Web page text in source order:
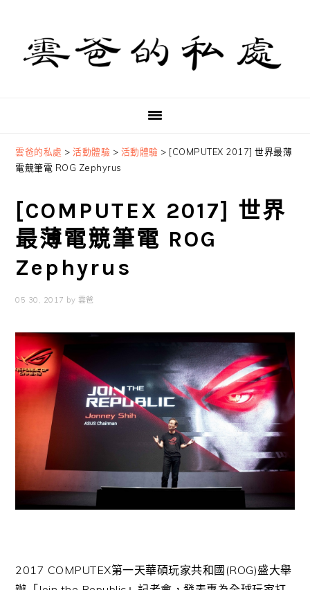
primary
navigation
content
primary
sidebar
雲爸的私處 >活動體驗 > 活動體驗 > [COMPUTEX 2017] 世界最薄
電競筆電 ROG Zephyrus
[COMPUTEX 2017] 世界
最薄電競筆電 ROG
Zephyrus
05 30, 2017 by 雲爸
2017 COMPUTEX第一天華碩玩家共和國(ROG)盛大舉